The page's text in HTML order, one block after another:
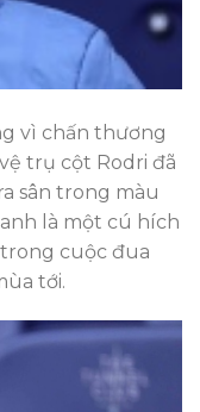
vì chấn thương
trụ cột Rodri đã
sân trong màu
anh là một cú hích
cuộc đua
tới.